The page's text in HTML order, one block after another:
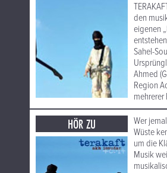
den
eigenen
Sahel-
Ahmed
Region
HÖR ZU
Wer
Wüste
um die
Musik